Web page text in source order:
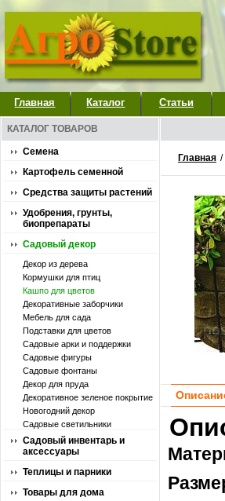
Главная Каталог Статьи
КАТАЛОГ ТОВАРОВ
Семена
Картофель семенной
Средства защиты растений
Удобрения, грунты,
биопрепараты
Садовый декор
Декор из дерева
Кормушки для птиц
Кашпо для цветов
Декоративные заборчики
Мебель для сада
Подставки для цветов
Садовые арки и поддержки
Садовые фигуры
Садовые фонтаны
Декор для пруда
Декоративное зеленое покрытие
Новогодний декор
Садовые светильники
Садовый инвентарь и
аксессуары
Теплицы и парники
Товары для дома
Главная /